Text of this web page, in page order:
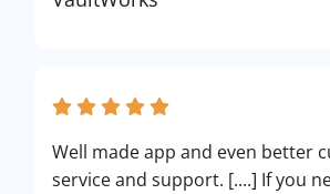
Well made app and even better
service and support. [....] If you